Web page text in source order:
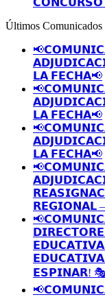
𝗖𝗢𝗡𝗖𝗨𝗥𝗦𝗢
Últimos Comunicados
𝗟𝗔 𝗙𝗘𝗖𝗛𝗔📢
𝗟𝗔 𝗙𝗘𝗖𝗛𝗔📢
𝗟𝗔 𝗙𝗘𝗖𝗛𝗔📢
𝗥𝗘𝗚𝗜𝗢𝗡𝗔𝗟
𝗘𝗦𝗣𝗜𝗡𝗔𝗥!